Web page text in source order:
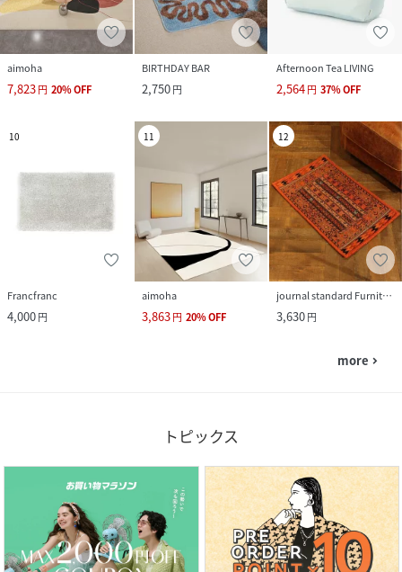
aimoha
7,823円 20%OFF
BIRTHDAY BAR
2,750円
Afternoon Tea LIVING
2,564円 37%OFF
10
Francfranc
4,000円
11
aimoha
3,863円 20%OFF
12
journal standard Furniture
3,630円
more navigate_next
トピックス